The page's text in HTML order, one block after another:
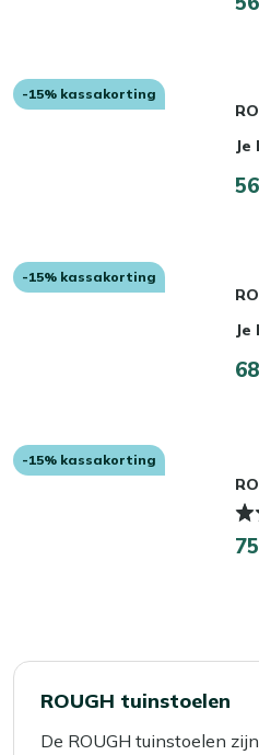
-15% kassakorting
-15% kassakorting
-15% kassakorting
ROUGH tuinstoelen
De ROUGH tuinstoelen